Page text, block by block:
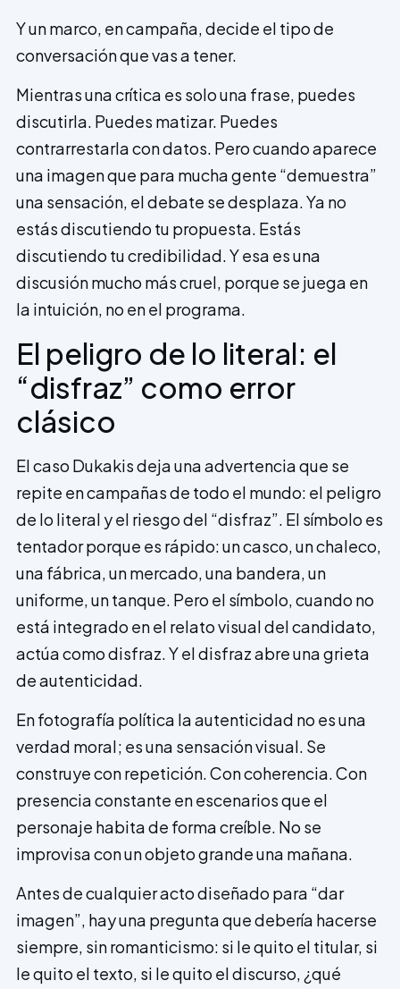
Y un marco, en campaña, decide el tipo de
conversación que vas a tener.
Mientras una crítica es solo una frase, puedes
discutirla. Puedes matizar. Puedes
contrarrestarla con datos. Pero cuando aparece
una imagen que para mucha gente “demuestra”
una sensación, el debate se desplaza. Ya no
estás discutiendo tu propuesta. Estás
discutiendo tu credibilidad. Y esa es una
discusión mucho más cruel, porque se juega en
la intuición, no en el programa.
El peligro de lo literal: el
“disfraz” como error
clásico
El caso Dukakis deja una advertencia que se
repite en campañas de todo el mundo: el peligro
de lo literal y el riesgo del “disfraz”. El símbolo es
tentador porque es rápido: un casco, un chaleco,
una fábrica, un mercado, una bandera, un
uniforme, un tanque. Pero el símbolo, cuando no
está integrado en el relato visual del candidato,
actúa como disfraz. Y el disfraz abre una grieta
de autenticidad.
En fotografía política la autenticidad no es una
verdad moral; es una sensación visual. Se
construye con repetición. Con coherencia. Con
presencia constante en escenarios que el
personaje habita de forma creíble. No se
improvisa con un objeto grande una mañana.
Antes de cualquier acto diseñado para “dar
imagen”, hay una pregunta que debería hacerse
siempre, sin romanticismo: si le quito el titular, si
le quito el texto, si le quito el discurso, ¿qué